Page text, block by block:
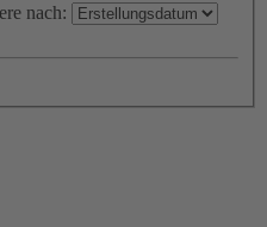
nach: